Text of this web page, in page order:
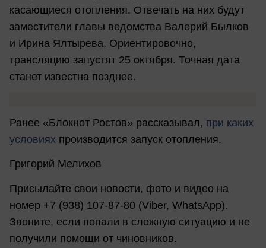
касающиеся отопления. Отвечать на них будут
заместители главы ведомства Валерий Былков
и Ирина Ялтырева. Ориентировочно,
трансляцию запустят 25 октября. Точная дата
станет известна позднее.
Ранее «Блокнот Ростов» рассказывал, при каких
условиях производится запуск отопления.
Григорий Мелихов
Присылайте свои новости, фото и видео на
номер +7 (938) 107-87-80 (Viber, WhatsApp).
Звоните, если попали в сложную ситуацию и не
получили помощи от чиновников.